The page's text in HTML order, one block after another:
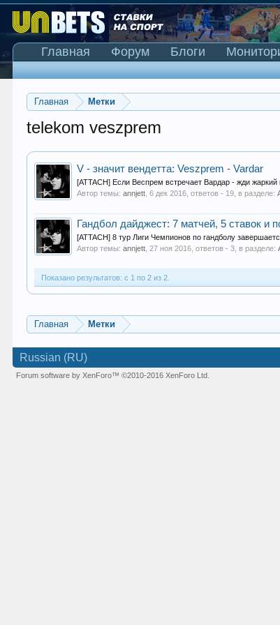
Главная Метки
telekom veszprem
V - значит вендетта: Veszprem - Vardar
[ATTACH] Если Веспрем встречает Вардар - жди жаркий
Автор темы:annjett ,6 дек 2016 , ответов - 19, в разделе:
Гандбол дайджест: 7 матчей, 5 ставок и
[ATTACH] 8 тур Лиги Чемпионов по гандболу
Автор темы:annjett ,27 ноя 2016 , ответов - 3, в разделе:
Показано результатов: с 1 по 2 из 2.
Главная Метки
Главная Форум Блоги
Russian (RU)
Forum software by XenForo™©2010-2016 XenForo Ltd.